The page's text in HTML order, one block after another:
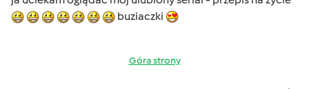
buziaczki
Góra strony